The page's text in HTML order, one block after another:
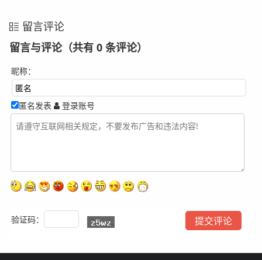
留言评论
留言与评论（共有 0 条评论）
昵称：
匿名发表 登录账号
验证码：